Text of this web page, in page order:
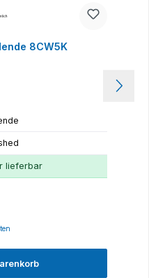
8CW5K
lieferbar